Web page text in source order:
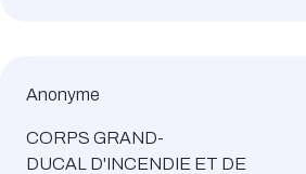
Anonyme
CORPS GRAND-
DUCAL D'INCENDIE ET DE